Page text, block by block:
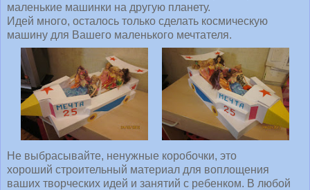
маленькие машинки на другую планету.
Идей много, осталось только сделать космическую
машину для Вашего маленького мечтателя.
Не выбрасывайте, ненужные коробочки, это
хороший строительный материал для воплощения
ваших творческих идей и занятий с ребенком. В любой